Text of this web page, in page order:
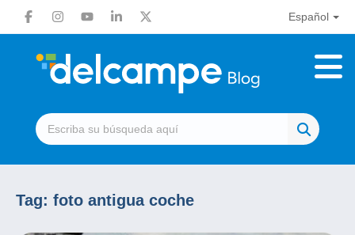
Español
Tag: foto antigua coche